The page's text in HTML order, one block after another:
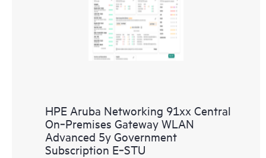
HPE Aruba Networking 91xx Central
On‑Premises Gateway WLAN
Advanced 5y Government
Subscription E‑STU